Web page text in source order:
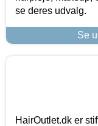
se deres udvalg.
Se
HairOutlet.dk er